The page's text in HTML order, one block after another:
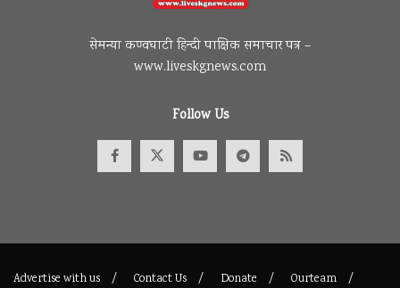
सेमन्या कण्वघाटी हिन्दी पाक्षिक समाचार पत्र –
www.liveskgnews.com
Follow Us
Advertise with us Contact Us Donate Ourteam